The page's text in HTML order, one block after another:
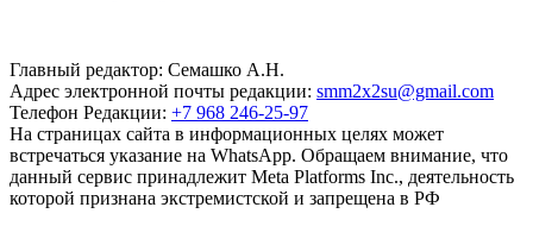
Главный редактор: Семашко А.Н.
Адрес электронной почты редакции: smm2x2su@gmail.com
Телефон Редакции: +7 968 246-25-97
На страницах сайта в информационных целях может
встречаться указание на WhatsApp. Обращаем внимание, что
данный сервис принадлежит Meta Platforms Inc., деятельность
которой признана экстремистской и запрещена в РФ